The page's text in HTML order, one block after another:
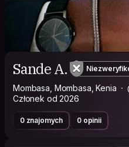
Sande A.
Mombasa, Mombasa, Kenia
Członek od 2026
0 znajomych 0 opinii